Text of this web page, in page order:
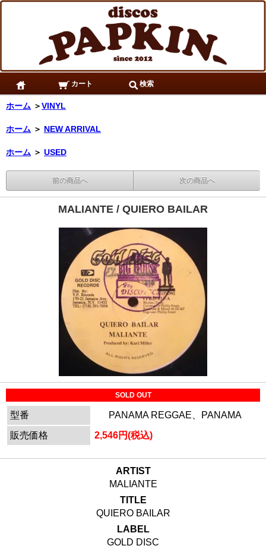
カート 検索
ホーム ＞VINYL
ホーム ＞ NEW ARRIVAL
ホーム ＞ USED
前の商品へ 次の商品へ
MALIANTE / QUIERO BAILAR
SOLD OUT
型番
PANAMA REGGAE、PANAMA
販売価格
2,546円(税込)
ARTIST
MALIANTE
TITLE
QUIERO BAILAR
LABEL
GOLD DISC